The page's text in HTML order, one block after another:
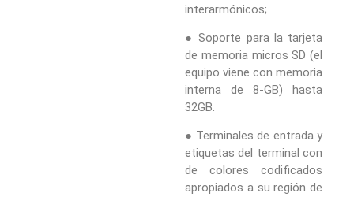
interarmónicos;
● Soporte para la tarjeta
de memoria micros SD (el
equipo viene con memoria
interna de 8-GB) hasta
32GB.
● Terminales de entrada y
etiquetas del terminal con
de colores codificados
apropiados a su región de